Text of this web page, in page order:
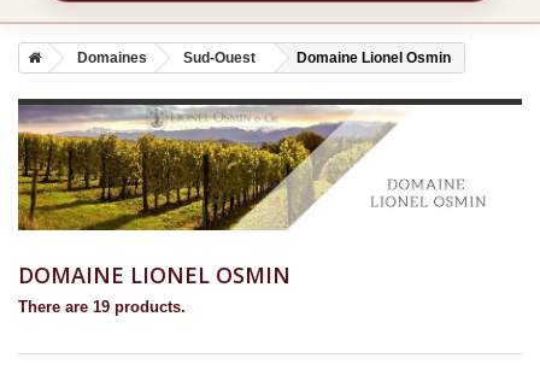
Domaines Sud-Ouest Domaine Lionel Osmin
DOMAINE LIONEL OSMIN
There are 19 products.